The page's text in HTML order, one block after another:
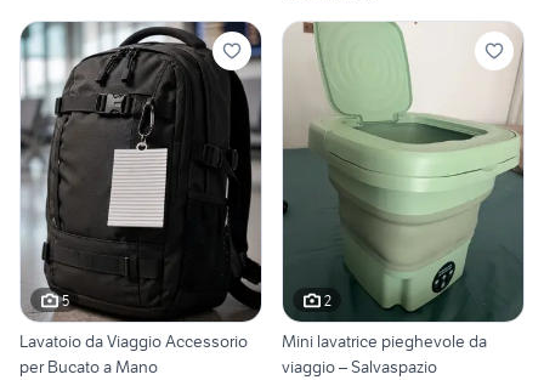
5
Lavatoio da Viaggio Accessorio
per Bucato a Mano
2
Mini lavatrice pieghevole da
viaggio – Salvaspazio